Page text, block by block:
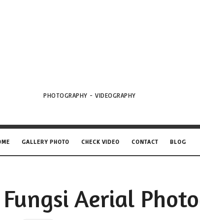
PHOTOGRAPHY - VIDEOGRAPHY
GALLERY PHOTO CHECK VIDEO CONTACT BLOG
Aerial